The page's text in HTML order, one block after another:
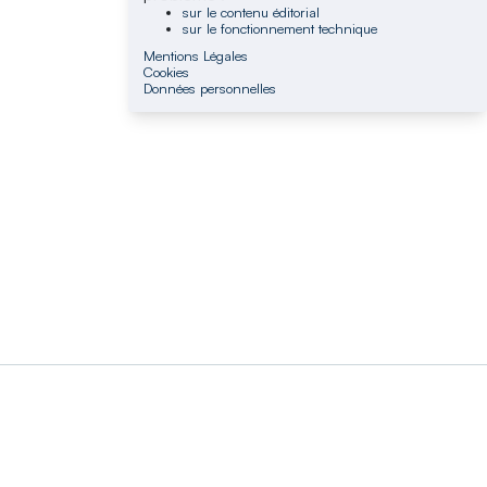
sur le contenu éditorial
sur le fonctionnement technique
Mentions Légales
Cookies
Données personnelles